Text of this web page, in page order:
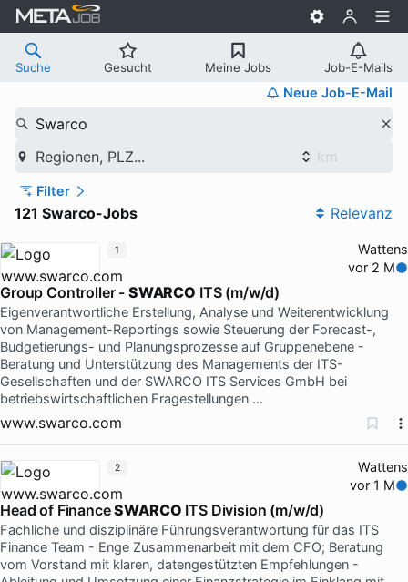
Suche Gesucht Meine Jobs Job-E-Mails
Neue Job-E-Mail
Swarco
Regionen, PLZ...
Filter
121 Swarco-Jobs Relevanz
Wattens
vor 2 M
Group Controller - SWARCO ITS (m/w/d)
Eigenverantwortliche Erstellung, Analyse und Weiterentwicklung
von Management-Reportings sowie Steuerung der Forecast-,
Budgetierungs- und Planungsprozesse auf Gruppenebene -
Beratung und Unterstützung des Managements der ITS-
Gesellschaften und der SWARCO ITS Services GmbH bei
betriebswirtschaftlichen Fragestellungen …
www.swarco.com
1
Wattens
vor 1 M
Head of FinanceSWARCO ITS Division (m/w/d)
Fachliche und disziplinäre Führungsverantwortung für das ITS
Finance Team - Enge Zusammenarbeit mit dem CFO; Beratung
vom Vorstand mit klaren, datengestützten Empfehlungen -
2